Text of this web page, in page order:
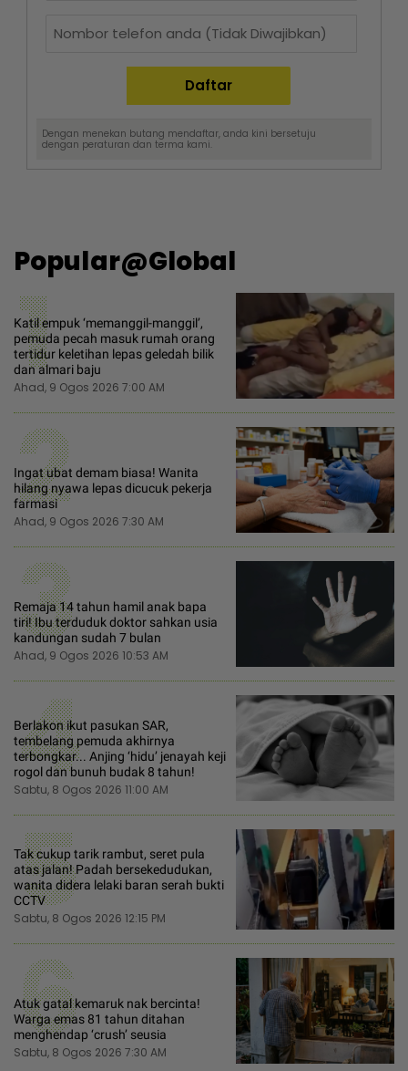
Dengan menekan butang mendaftar, anda kini bersetuju
dengan peraturan dan terma kami.
Popular@Global
1
Katil empuk ‘memanggil-manggil’,
pemuda pecah masuk rumah orang
tertidur keletihan lepas geledah bilik
dan almari baju
Ahad, 9 Ogos 2026 7:00 AM
2
Ingat ubat demam biasa! Wanita
hilang nyawa lepas dicucuk pekerja
farmasi
Ahad, 9 Ogos 2026 7:30 AM
3
Remaja 14 tahun hamil anak bapa
tiri! Ibu terduduk doktor sahkan usia
kandungan sudah 7 bulan
Ahad, 9 Ogos 2026 10:53 AM
4
Berlakon ikut pasukan SAR,
tembelang pemuda akhirnya
terbongkar... Anjing ‘hidu’ jenayah keji
rogol dan bunuh budak 8 tahun!
Sabtu, 8 Ogos 2026 11:00 AM
5
Tak cukup tarik rambut, seret pula
atas jalan! Padah bersekedudukan,
wanita didera lelaki baran serah bukti
CCTV
Sabtu, 8 Ogos 2026 12:15 PM
6
Atuk gatal kemaruk nak bercinta!
Warga emas 81 tahun ditahan
menghendap ‘crush’ seusia
Sabtu, 8 Ogos 2026 7:30 AM